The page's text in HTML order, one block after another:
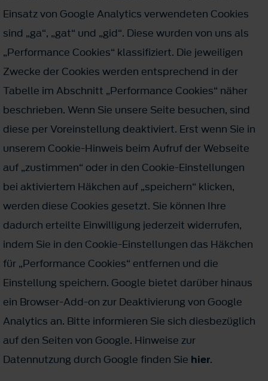
Einsatz von Google Analytics verwendeten Cookies
sind „ga“, „gat“ und „gid“. Diese wurden von uns als
„Performance Cookies“ klassifiziert. Die jeweiligen
Zwecke der Cookies werden entsprechend in der
Tabelle im Abschnitt „Performance Cookies“ näher
beschrieben. Wenn Sie unsere Seite besuchen, sind
diese per Voreinstellung deaktiviert. Erst wenn Sie in
unserem Cookie-Hinweis beim Aufruf der Webseite
auf „zustimmen“ oder in den Cookie-Einstellungen
bei aktiviertem Häkchen auf „speichern“ klicken,
werden diese Cookies gesetzt. Sie können Ihre
dadurch erteilte Einwilligung jederzeit widerrufen,
indem Sie in den Cookie-Einstellungen das Häkchen
für „Performance Cookies“ entfernen und die
Einstellung speichern. Google bietet darüber hinaus
ein Browser-Add-on zur Deaktivierung von Google
Analytics an. Bitte informieren Sie sich diesbezüglich
auf den Seiten von Google. Hinweise zur
Datennutzung durch Google finden Sie hier.